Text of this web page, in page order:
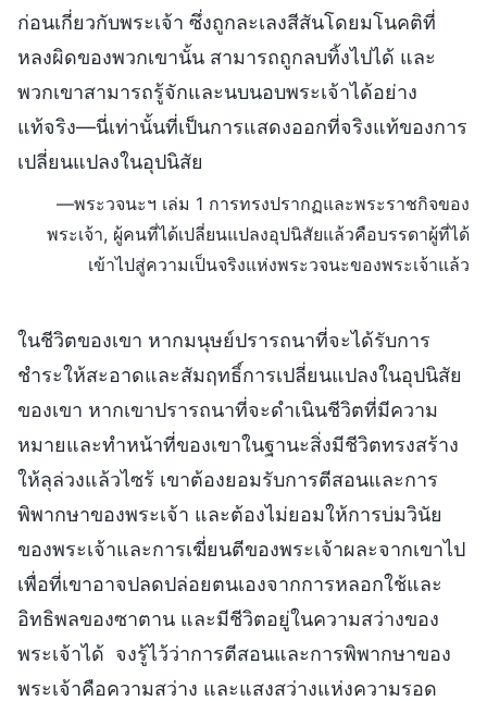
ก่อนเกี่ยวกับพระเจ้า ซึ่งถูกละเลงสีสันโดยมโนคติที่
หลงผิดของพวกเขานั้น สามารถถูกลบทิ้งไปได้ และ
พวกเขาสามารถรู้จักและนบนอบพระเจ้าได้อย่าง
แท้จริง—นี่เท่านั้นที่เป็นการแสดงออกที่จริงแท้ของการ
เปลี่ยนแปลงในอุปนิสัย
—พระวจนะฯ เล่ม 1 การทรงปรากฏและพระราชกิจของ
พระเจ้า, ผู้คนที่ได้เปลี่ยนแปลงอุปนิสัยแล้วคือบรรดาผู้ที่ได้
เข้าไปสู่ความเป็นจริงแห่งพระวจนะของพระเจ้าแล้ว
ในชีวิตของเขา หากมนุษย์ปรารถนาที่จะได้รับการ
ชำระให้สะอาดและสัมฤทธิ์การเปลี่ยนแปลงในอุปนิสัย
ของเขา หากเขาปรารถนาที่จะดำเนินชีวิตที่มีความ
หมายและทำหน้าที่ของเขาในฐานะสิ่งมีชีวิตทรงสร้าง
ให้ลุล่วงแล้วไซร้ เขาต้องยอมรับการตีสอนและการ
พิพากษาของพระเจ้า และต้องไม่ยอมให้การบ่มวินัย
ของพระเจ้าและการเฆี่ยนตีของพระเจ้าผละจากเขาไป
เพื่อที่เขาอาจปลดปล่อยตนเองจากการหลอกใช้และ
อิทธิพลของซาตาน และมีชีวิตอยู่ในความสว่างของ
พระเจ้าได้ จงรู้ไว้ว่าการตีสอนและการพิพากษาของ
พระเจ้าคือความสว่าง และแสงสว่างแห่งความรอด